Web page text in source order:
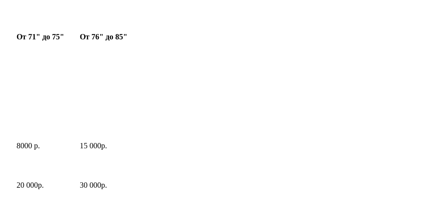
От 71" до 75" От 76" до 85"
8000 р. 15 000р.
20 000р. 30 000р.